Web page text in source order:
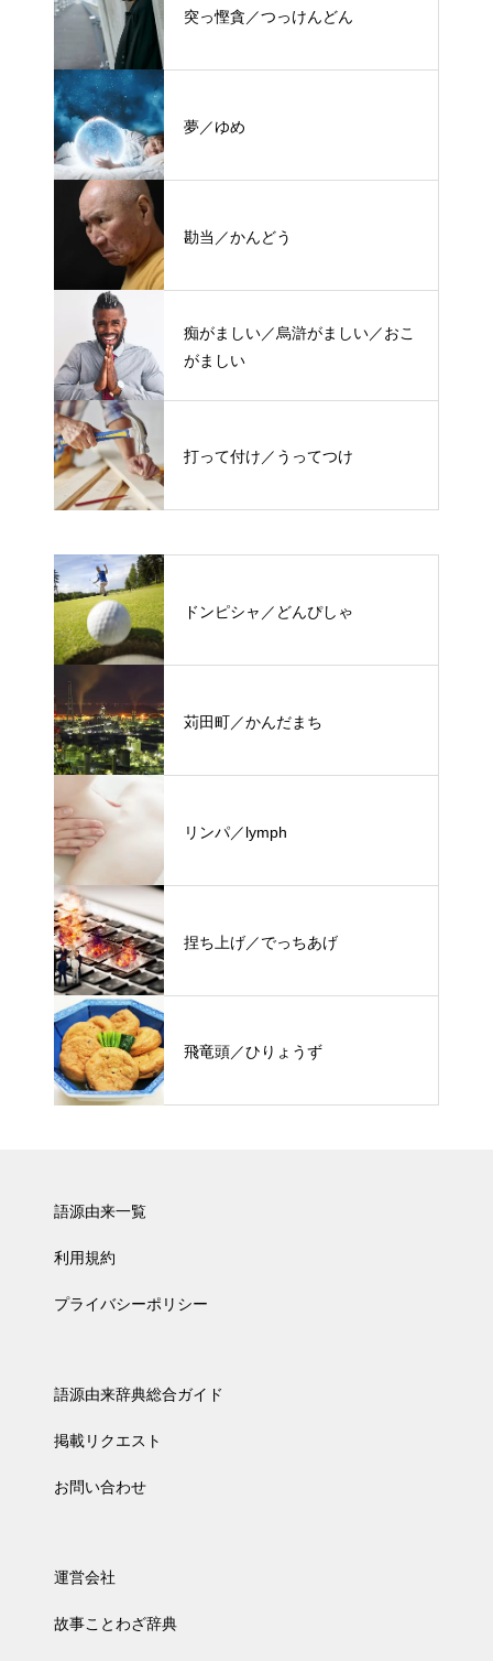
突っ慳貪／つっけんどん
夢／ゆめ
勘当／かんどう
痴がましい／烏滸がましい／おこ
がましい
打って付け／うってつけ
ドンピシャ／どんぴしゃ
苅田町／かんだまち
リンパ／lymph
捏ち上げ／でっちあげ
飛竜頭／ひりょうず
語源由来一覧
利用規約
プライバシーポリシー
語源由来辞典総合ガイド
掲載リクエスト
お問い合わせ
運営会社
故事ことわざ辞典